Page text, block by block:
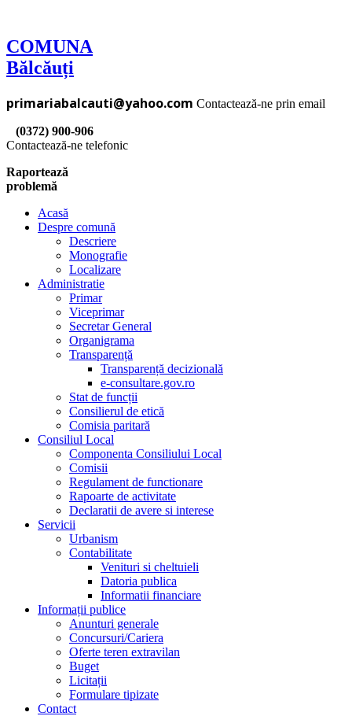
COMUNA
Bălcăuți
primariabalcauti@yahoo.com Contactează-ne prin email
(0372) 900-906
Contactează-ne telefonic
Raportează
problemă
Acasă
Despre comună
Descriere
Monografie
Localizare
Administratie
Primar
Viceprimar
Secretar General
Organigrama
Transparență
Transparență decizională
e-consultare.gov.ro
Stat de funcții
Consilierul de etică
Comisia paritară
Consiliul Local
Componenta Consiliului Local
Comisii
Regulament de functionare
Rapoarte de activitate
Declaratii de avere si interese
Servicii
Urbanism
Contabilitate
Venituri si cheltuieli
Datoria publica
Informatii financiare
Informații publice
Anunturi generale
Concursuri/Cariera
Oferte teren extravilan
Buget
Licitații
Formulare tipizate
Contact